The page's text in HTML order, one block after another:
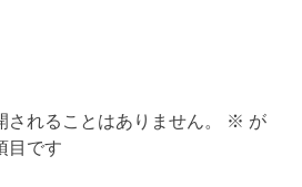
れることはありません。 ※ が
目です